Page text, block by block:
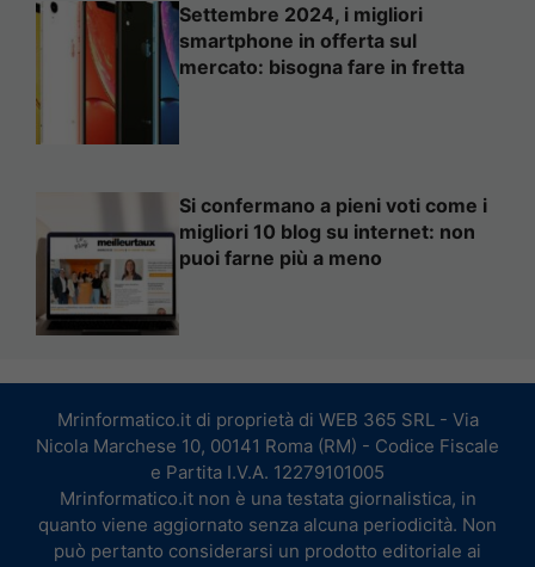
Settembre 2024, i migliori
smartphone in offerta sul
mercato: bisogna fare in fretta
Si confermano a pieni voti come i
migliori 10 blog su internet: non
puoi farne più a meno
Mrinformatico.it di proprietà di WEB 365 SRL - Via
Nicola Marchese 10, 00141 Roma (RM) - Codice Fiscale
e Partita I.V.A. 12279101005
Mrinformatico.it non è una testata giornalistica, in
quanto viene aggiornato senza alcuna periodicità. Non
può pertanto considerarsi un prodotto editoriale ai